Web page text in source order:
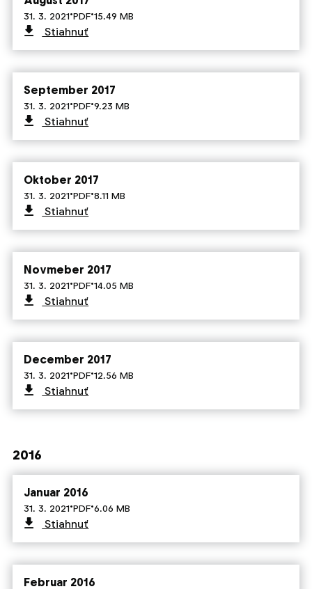
31. 3. 2021·PDF·15.49 MB
Stiahnuť
September 2017
31. 3. 2021·PDF·9.23 MB
Stiahnuť
Oktober 2017
31. 3. 2021·PDF·8.11 MB
Stiahnuť
Novmeber 2017
31. 3. 2021·PDF·14.05 MB
Stiahnuť
December 2017
31. 3. 2021·PDF·12.56 MB
Stiahnuť
2016
Januar 2016
31. 3. 2021·PDF·6.06 MB
Stiahnuť
Februar 2016